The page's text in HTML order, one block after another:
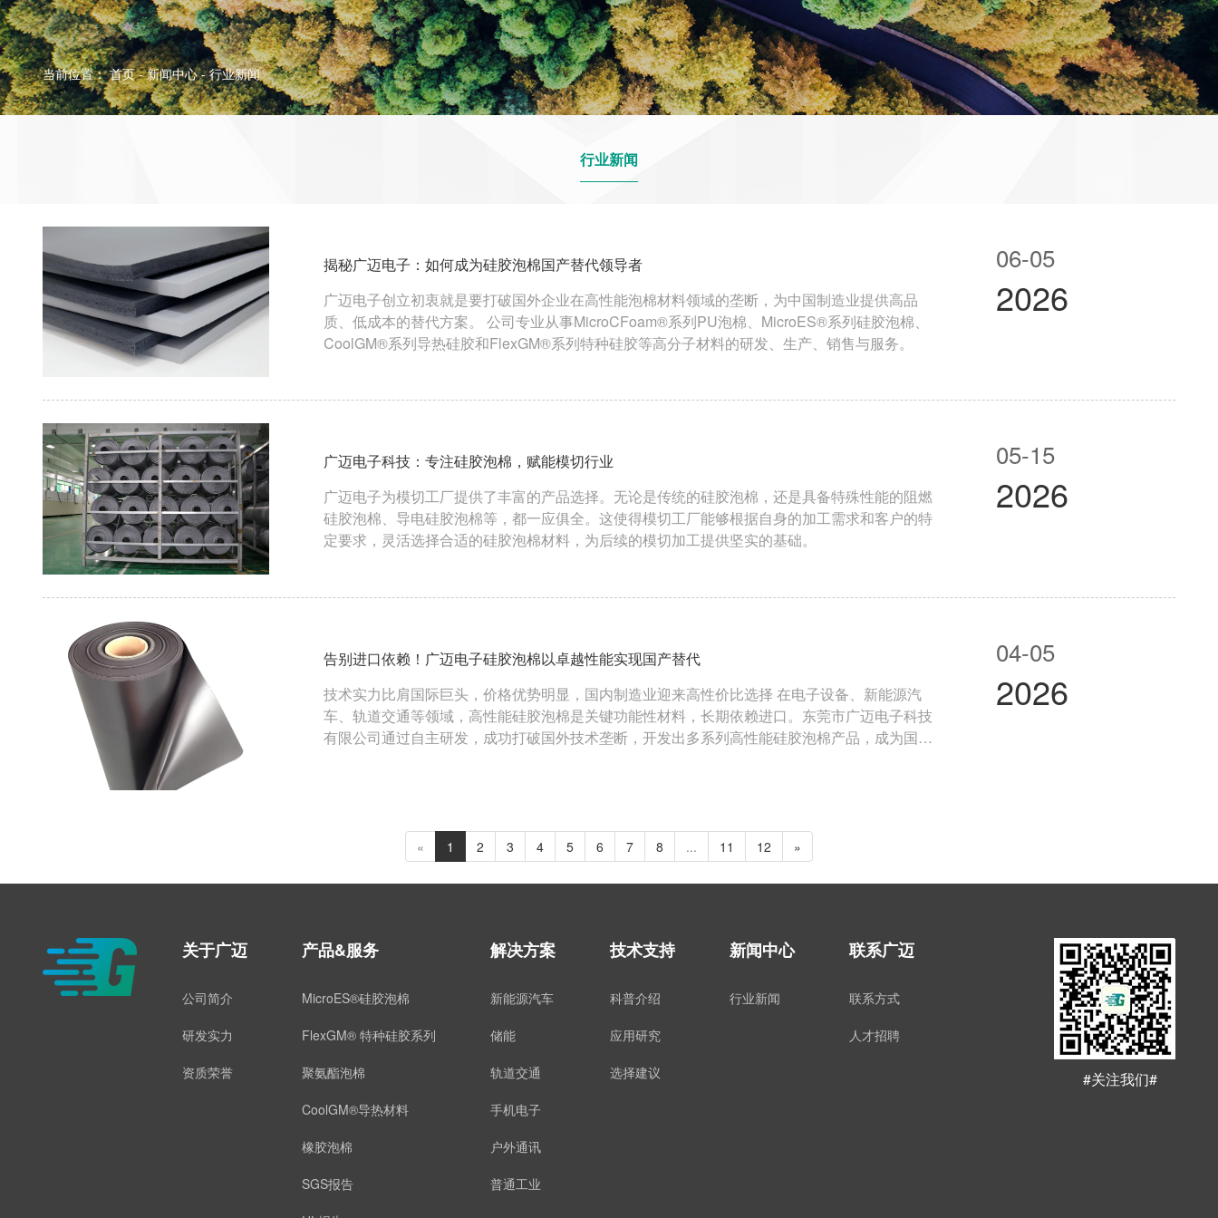
当前位置： 首页-新闻中心-行业新闻
行业新闻
揭秘广迈电子：如何成为硅胶泡棉国产替代领导者
广迈电子创立初衷就是要打破国外企业在高性能泡棉材料领域的垄断，为中国制造业提供高品
质、低成本的替代方案。 公司专业从事MicroCFoam®系列PU泡棉、MicroES®系列硅胶泡棉、
CoolGM®系列导热硅胶和FlexGM®系列特种硅胶等高分子材料的研发、生产、销售与服务。
06-05
2026
广迈电子科技：专注硅胶泡棉，赋能模切行业
广迈电子为模切工厂提供了丰富的产品选择。无论是传统的硅胶泡棉，还是具备特殊性能的阻燃
硅胶泡棉、导电硅胶泡棉等，都一应俱全。这使得模切工厂能够根据自身的加工需求和客户的特
定要求，灵活选择合适的硅胶泡棉材料，为后续的模切加工提供坚实的基础。
05-15
2026
告别进口依赖！广迈电子硅胶泡棉以卓越性能实现国产替代
技术实力比肩国际巨头，价格优势明显，国内制造业迎来高性价比选择 在电子设备、新能源汽
车、轨道交通等领域，高性能硅胶泡棉是关键功能性材料，长期依赖进口。东莞市广迈电子科技
有限公司通过自主研发，成功打破国外技术垄断，开发出多系列高性能硅胶泡棉产品，成为国外
04-05
2026
« 1 2 3 4 5 6 7 8 ... 11 12 »
关于广迈
公司简介
研发实力
资质荣誉
产品&服务
MicroES®硅胶泡棉
FlexGM® 特种硅胶系列
聚氨酯泡棉
CoolGM®导热材料
橡胶泡棉
SGS报告
解决方案
新能源汽车
储能
轨道交通
手机电子
户外通讯
普通工业
技术支持
科普介绍
应用研究
选择建议
新闻中心
行业新闻
联系广迈
联系方式
人才招聘
#关注我们#